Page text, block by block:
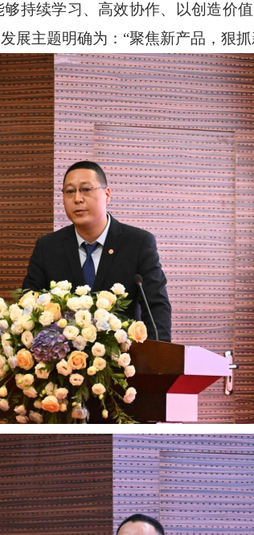
够持续学习、高效协作、以创造价
展主题明确为 ： “聚焦新产品，狠